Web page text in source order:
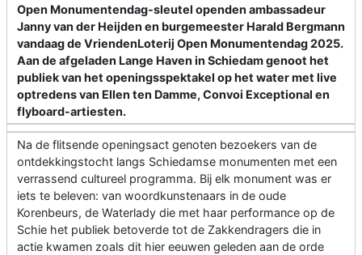
Open Monumentendag-sleutel openden ambassadeur
Janny van der Heijden en burgemeester Harald Bergmann
vandaag de VriendenLoterij Open Monumentendag 2025.
Aan de afgeladen Lange Haven in Schiedam genoot het
publiek van het openingsspektakel op het water met live
optredens van Ellen ten Damme, Convoi Exceptional en
flyboard-artiesten.
Na de flitsende openingsact genoten bezoekers van de
ontdekkingstocht langs Schiedamse monumenten met een
verrassend cultureel programma. Bij elk monument was er
iets te beleven: van woordkunstenaars in de oude
Korenbeurs, de Waterlady die met haar performance op de
Schie het publiek betoverde tot de Zakkendragers die in
actie kwamen zoals dit hier eeuwen geleden aan de orde